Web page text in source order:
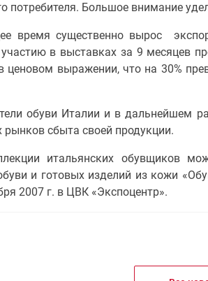
потребителя. Большое внимание
время существенно вырос
в выставках за 9 месяцев
ценовом выражении, что на 30%
обуви Италии и в дальнейшем
сбыта своей продукции.
итальянских обувщиков
и готовых изделий из кожи
2007 г. в ЦВК «Экспоцентр».